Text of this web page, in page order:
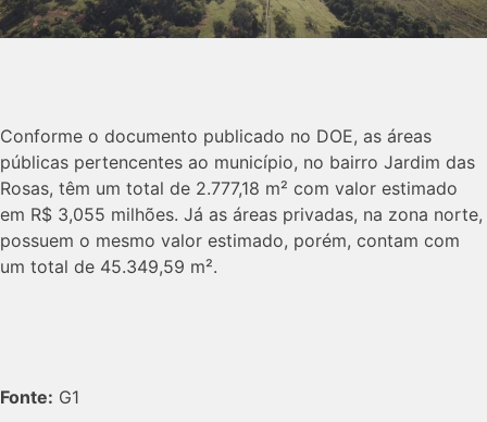
Conforme o documento publicado no DOE, as áreas
públicas pertencentes ao município, no bairro Jardim das
Rosas, têm um total de 2.777,18 m² com valor estimado
em R$ 3,055 milhões. Já as áreas privadas, na zona norte,
possuem o mesmo valor estimado, porém, contam com
um total de 45.349,59 m².
Fonte: G1